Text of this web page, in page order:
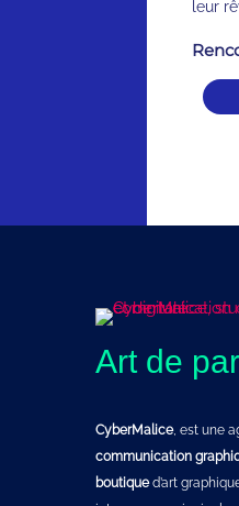
leur
Art de
CyberMalice, est une
communication
boutiqued’art